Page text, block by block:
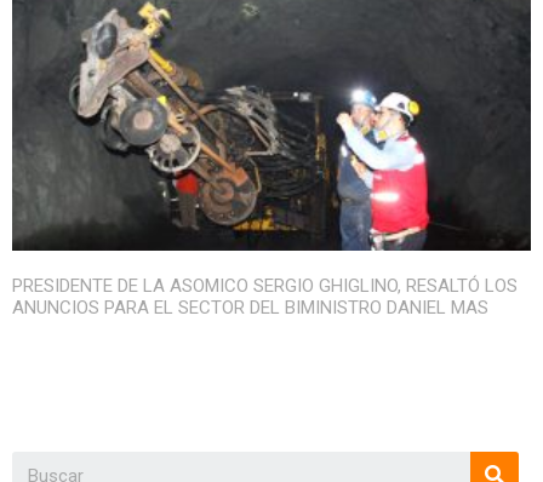
PRESIDENTE DE LA ASOMICO SERGIO GHIGLINO, RESALTÓ LOS
ANUNCIOS PARA EL SECTOR DEL BIMINISTRO DANIEL MAS